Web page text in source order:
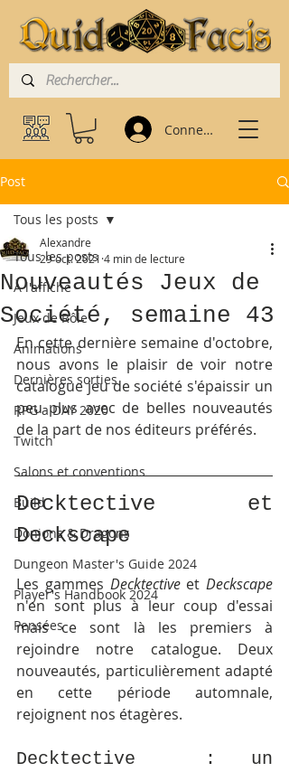
Connexion
Post
Tous les posts
À l'affiche
Jeux de Rôle
Animations
Dernières sorties
RPG a DAY 2020
Twitch
Salons et conventions
Build
Donjons & Dragons
Dungeon Master's Guide 2024
Player's Handbook 2024
Pensées
Tous les posts
Nouveautés Jeux de
Société, semaine 43
Alexandre
29 oct. 2021 4 min de lecture
En cette dernière semaine d'octobre,
nous avons le plaisir de voir notre
catalogue jeu de société s'épaissir un
peu plus avec de belles nouveautés
de la part de nos éditeurs préférés.
Decktective et
Deckscape
Les gammes Decktective et Deckscape
n'en sont plus à leur coup d'essai
mais ce sont là les premiers à
rejoindre notre catalogue. Deux
nouveautés, particulièrement adapté
en cette période automnale,
rejoignent nos étagères.
Decktective  : un